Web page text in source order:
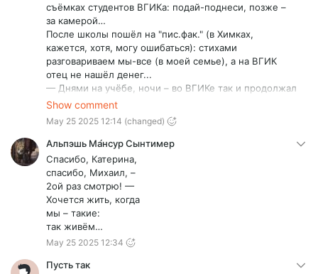
съёмках студентов ВГИКа: подай-поднеси, позже –
за камерой…
После школы пошёл на "пис.фак." (в Химках,
кажется, хотя, могу ошибаться): стихами
разговариваем мы-все (в моей семье), а на ВГИК
отец не нашёл денег...
— Днями на учёбе, ночи – во ВГИКе так и продолжал
работать…
— Да, уже работал, попутно, нарабатывая
мастерство фото-художника (ну, и – деньги),
устроившись работать в фото-студии.
— В кон. IIIго курса такой жизни загремел в
реанимацию с остановкой сердца.
Тут отец:
„Чёрт – с тобой! иди на операторский.” - …сын к тому
времени заматерел и поступил в… ГИТР, что «… во
ВГИКе крепостное право никто и не отменял …» -
погиб 22 сент. 2022 г. – в… 20 км от границы, уже на
территории Казаkстана...
Понятно, что мы-все – талантливые: он, до кучи, был
Show comment
May 25 2025 12:14 (changed)
Альпэшь Ма́нсур Сынтимер
Спасибо, Катерина,
спасибо, Михаил, –
2ой раз смотрю! —
Хочется жить, когда
мы – такие:
так живём…
May 25 2025 12:34
Пусть так